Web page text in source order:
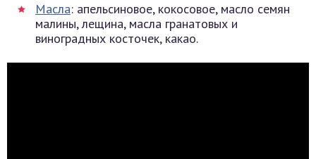
Масла: апельсиновое, кокосовое, масло семян
малины, лещина, масла гранатовых и
виноградных косточек, какао.